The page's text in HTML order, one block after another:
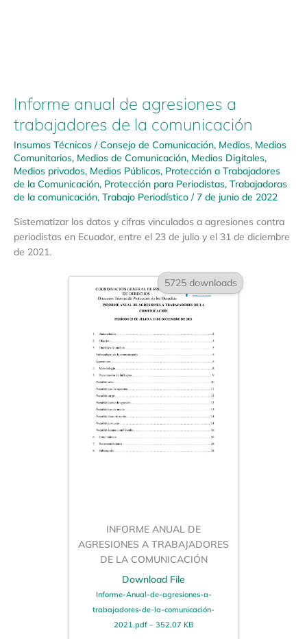
Informe anual de agresiones a
trabajadores de la comunicación
Insumos Técnicos /Consejo de Comunicación, Medios, Medios
Comunitarios, Medios de Comunicación, Medios Digitales,
Medios privados, Medios Públicos, Protección a Trabajadores
de la Comunicación, Protección para Periodistas, Trabajadoras
de la comunicación, Trabajo Periodístico /7 de junio de 2022
Sistematizar los datos y cifras vinculados a agresiones contra
periodistas en Ecuador, entre el 23 de julio y el 31 de diciembre
de 2021.
5725 downloads
INFORME ANUAL DE
AGRESIONES A TRABAJADORES
DE LA COMUNICACIÓN
Download File
Informe-Anual-de-agresiones-a-
trabajadores-de-la-comunicación-
2021.pdf – 352,07 KB